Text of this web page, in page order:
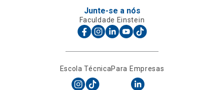
Junte-se a nós
Faculdade Einstein
Escola TécnicaPara Empresas